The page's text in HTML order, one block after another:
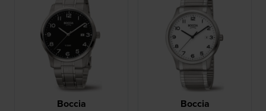
Boccia Boccia